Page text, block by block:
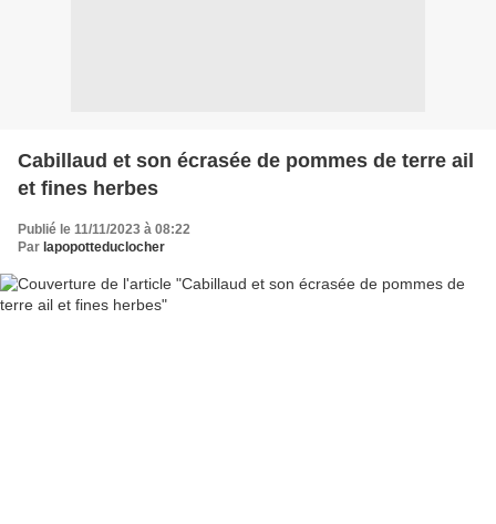
Cabillaud et son écrasée de pommes de terre ail
et fines herbes
Publié le 11/11/2023 à 08:22
Par lapopotteduclocher